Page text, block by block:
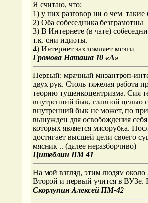
Я считаю, что:
1) у них разговор ни о чем,
2) Оба собеседника безграмотны
3) В Интернете (в чате)
т.к. они идиоты.
4) Интернет захломляет мозги.
Громова Наташа 10 «А»
Первый: мрачный мизантроп-
двух рук. Столь тяжелая работа
теорию тушенкоцентризма. Сия
внутренний бык, главной целью
внутренний бык не может, по
вынужден для освобождения
которых является мясорубка.
достигает высшей цели своего
мясник .. (далее неразборчиво)
Цитеблин ПМ 41
На мой взгляд, этим людям около
Второй и первый учится в
Скорлупин Алексей ПМ-42